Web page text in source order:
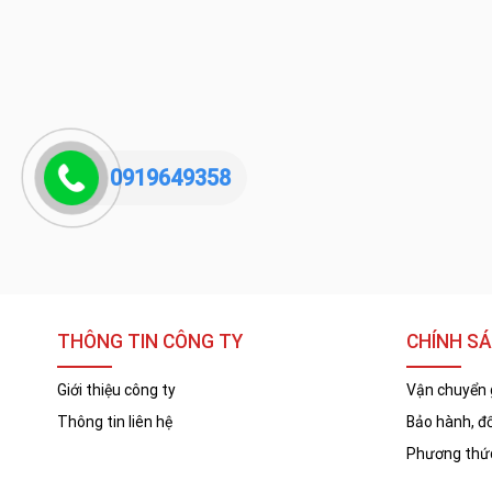
THÔNG TIN CÔNG TY
Giới thiệu công ty
Thông tin liên hệ
CHÍNH
Vận chuyển
Bảo hành,
Phương
0919649358